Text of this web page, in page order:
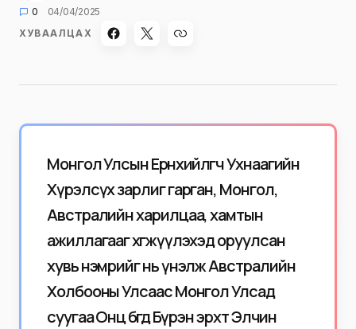
0
04/04/2025
ХУВААЛЦАХ
Монгол Улсын Ерөнхийлөгч Ухнаагийн
Хүрэлсүх зарлиг гарган, Монгол,
Австралийн харилцаа, хамтын
ажиллагааг хөгжүүлэхэд оруулсан
хувь нэмрийг нь үнэлж Австралийн
Холбооны Улсаас Монгол Улсад
суугаа Онц бөгөөд Бүрэн эрхт Элчин